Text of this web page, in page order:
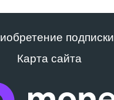
подписки
Карта сайта